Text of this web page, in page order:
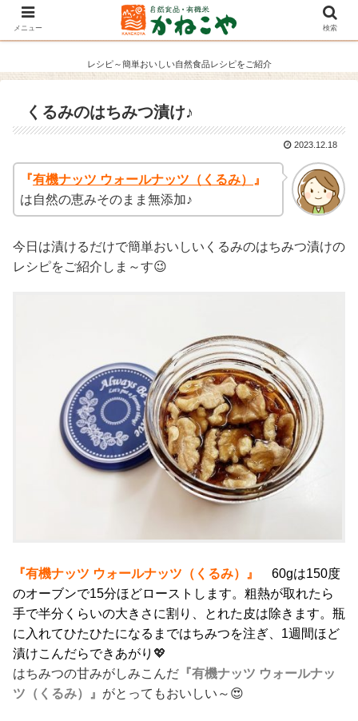
レシピ～簡単おいしい自然食品レシピをご紹介
くるみのはちみつ漬け♪
2023.12.18
『有機ナッツ ウォールナッツ（くるみ）
』
は自然の恵みそのまま無添加♪
今日は漬けるだけで簡単おいしいくるみのはちみつ漬けの
レシピをご紹介しま～す😉
『有機ナッツ ウォールナッツ（くるみ）』
60gは150度
のオーブンで15分ほどローストします。粗熱が取れたら
手で半分くらいの大きさに割り、とれた皮は除きます。瓶
に入れてひたひたになるまではちみつを注ぎ、1週間ほど
漬けこんだらできあがり 💖
はちみつの甘みがしみこんだ 『有機ナッツ ウォールナッ
ツ（くるみ）』 がとってもおいしい～😍
メニュー 検索